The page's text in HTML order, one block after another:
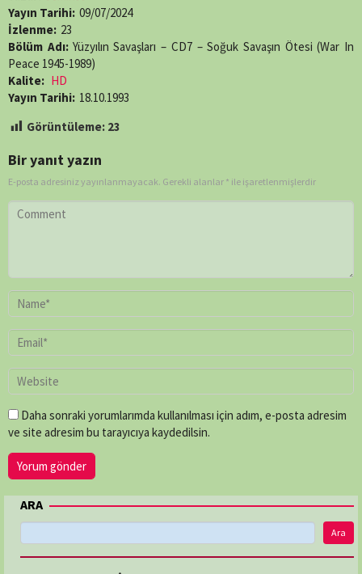
Yayın Tarihi: 09/07/2024
İzlenme: 23
Bölüm Adı: Yüzyılın Savaşları – CD7 – Soğuk Savaşın Ötesi (War In
Peace 1945-1989)
Kalite: HD
Yayın Tarihi: 18.10.1993
Görüntüleme: 23
Bir yanıt yazın
E-posta adresiniz yayınlanmayacak. Gerekli alanlar * ile işaretlenmişlerdir
Daha sonraki yorumlarımda kullanılması için adım, e-posta adresim
ve site adresim bu tarayıcıya kaydedilsin.
ARA
Ara